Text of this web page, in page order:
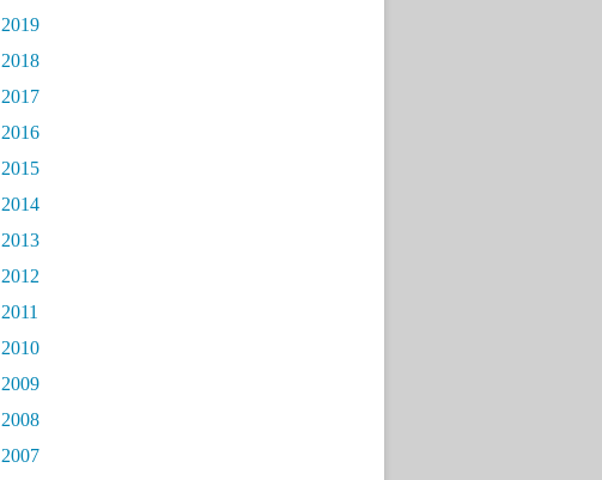
2019
2018
2017
2016
2015
2014
2013
2012
2011
2010
2009
2008
2007